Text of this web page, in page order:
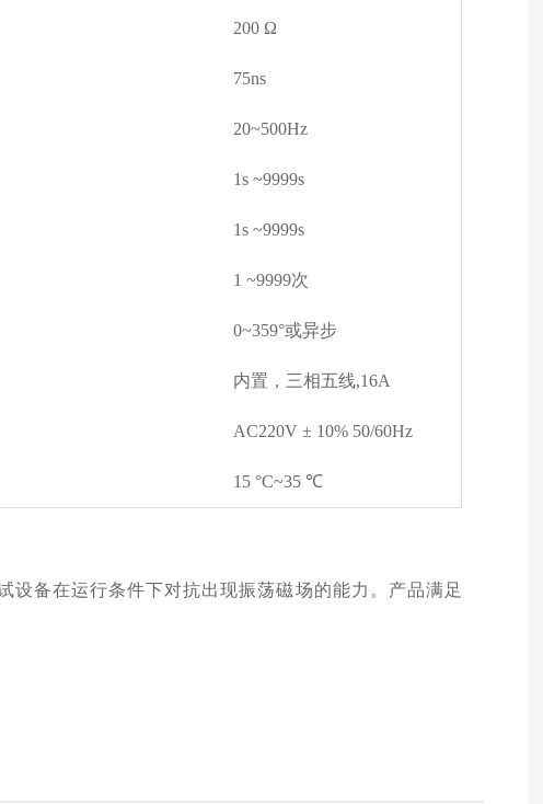
200 Ω
75ns
20~500Hz
1s ~9999s
1s ~9999s
1 ~9999次
0~359°或异步
内置，三相五线,16A
AC220V ± 10% 50/60Hz
15 °C~35 ℃
设备在运行条件下对抗出现振荡磁场的能力。产品满足